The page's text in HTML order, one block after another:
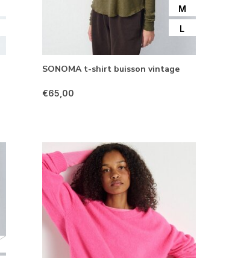
M
L
SONOMA t-shirt buisson vintage
€65,00